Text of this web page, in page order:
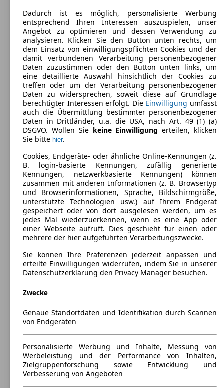
Chevrolet Evanda (2005 - 2006)
Maße (L/B/H):
ab 4770 x 1815 x 1440 mm
Leistung:
96 KW (131 PS)
Türen:
4
Sitze:
5
435 - 435 Liter
Anhängelast:
1500 kg
Dadurch ist es möglich, personalisierte Werbung
entsprechend Ihren Interessen auszuspielen, unser
Angebot zu optimieren und dessen Verwendung zu
analysieren. Klicken Sie den Button unten rechts, um
dem Einsatz von einwilligungspflichten Cookies und der
damit verbundenen Verarbeitung personenbezogener
Daten zuzustimmen oder den Button unten links, um
eine detaillierte Auswahl hinsichtlich der Cookies zu
treffen oder um der Verarbeitung personenbezogener
Daten zu widersprechen, soweit diese auf Grundlage
berechtigter Interessen erfolgt. Die Einwilligung umfasst
auch die Übermittlung bestimmter personenbezogener
Daten in Drittländer, u.a. die USA, nach Art. 49 (1) (a)
DSGVO. Wollen Sie keine Einwilligung erteilen, klicken
Sie bitte hier.
Cookies, Endgeräte- oder ähnliche Online-Kennungen (z.
B. login-basierte Kennungen, zufällig generierte
Kennungen, netzwerkbasierte Kennungen) können
zusammen mit anderen Informationen (z. B. Browsertyp
und Browserinformationen, Sprache, Bildschirmgröße,
unterstützte Technologien usw.) auf Ihrem Endgerät
gespeichert oder von dort ausgelesen werden, um es
jedes Mal wiederzuerkennen, wenn es eine App oder
einer Webseite aufruft. Dies geschieht für einen oder
mehrere der hier aufgeführten Verarbeitungszwecke.
Sie können Ihre Präferenzen jederzeit anpassen und
erteilte Einwilligungen widerrufen, indem Sie in unserer
Datenschutzerklärung den Privacy Manager besuchen.
Zwecke
Genaue Standortdaten und Identifikation durch Scannen
von Endgeräten
Personalisierte Werbung und Inhalte, Messung von
Werbeleistung und der Performance von Inhalten,
Zielgruppenforschung sowie Entwicklung und
Verbesserung von Angeboten